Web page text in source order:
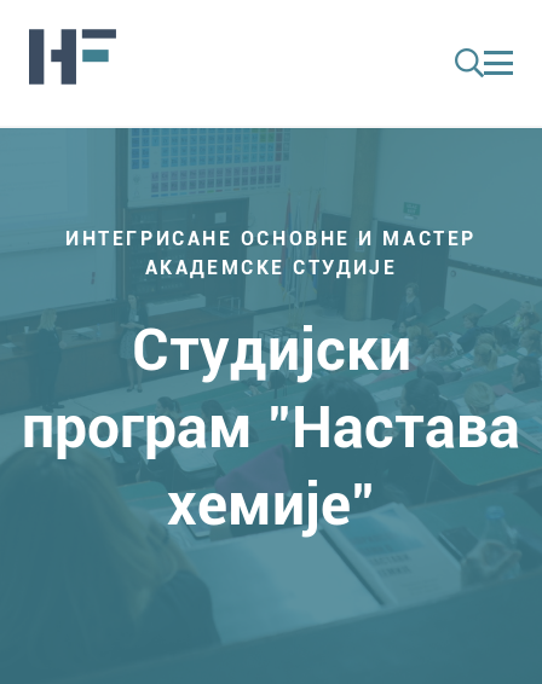
ИНТЕГРИСАНЕ ОСНОВНЕ И МАСТЕР
АКАДЕМСКЕ СТУДИЈЕ
Студијски
програм "Настава
хемије"